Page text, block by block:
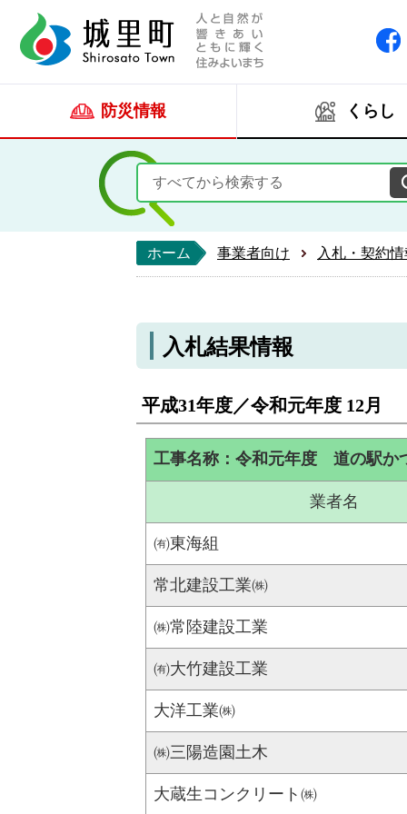
防災情報 くらし
ホーム 事業者向け 入札・契約
入札結果情報
平成31年度／令和元年度 12月
工事名称：令和元年度 道の駅か
業者名
㈲東海組
常北建設工業㈱
㈱常陸建設工業
㈲大竹建設工業
大洋工業㈱
㈱三陽造園土木
大蔵生コンクリート㈱